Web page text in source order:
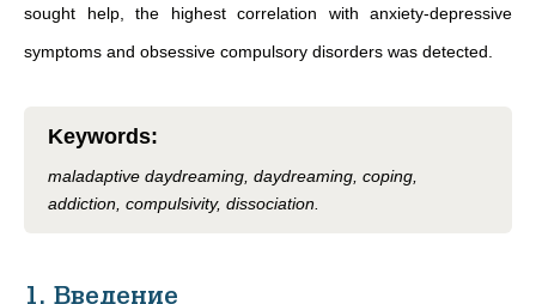
sought help, the highest correlation with anxiety-depressive
symptoms and obsessive compulsory disorders was detected.
Keywords:
maladaptive daydreaming, daydreaming, coping,
addiction, compulsivity, dissociation.
1. Введение